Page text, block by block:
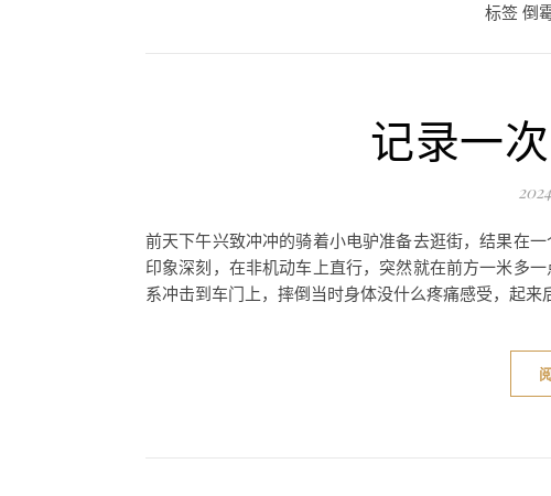
标签 倒
记录一
前天下午兴致冲冲的骑着小电驴准备去逛街，结果在
印象深刻，在非机动车上直行，突然就在前方一米多
系冲击到车门上，摔倒当时身体没什么疼痛感受，起来